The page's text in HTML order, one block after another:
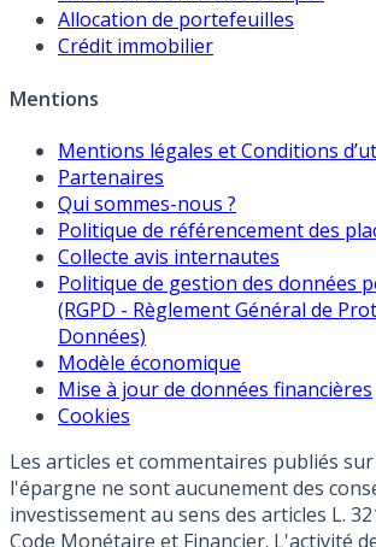
Allocation de portefeuilles
Crédit immobilier
Mentions
Mentions légales et Conditions
Partenaires
Qui sommes-nous ?
Politique de référencement des
Collecte avis internautes
Politique de gestion des données
(RGPD - Règlement Général de
Données)
Modèle économique
Mise à jour de données financières
Cookies
Les articles et commentaires publiés
l'épargne ne sont aucunement des
investissement au sens des articles L.
Code Monétaire et Financier. L'activité